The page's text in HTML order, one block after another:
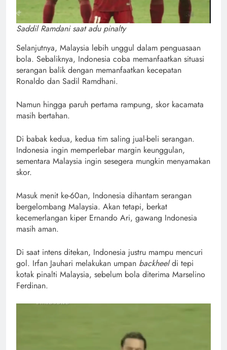
Saddil Ramdani saat adu pinalty
Selanjutnya, Malaysia lebih unggul dalam penguasaan
bola. Sebaliknya, Indonesia coba memanfaatkan situasi
serangan balik dengan memanfaatkan kecepatan
Ronaldo dan Sadil Ramdhani.
Namun hingga paruh pertama rampung, skor kacamata
masih bertahan.
Di babak kedua, kedua tim saling jual-beli serangan.
Indonesia ingin memperlebar margin keunggulan,
sementara Malaysia ingin sesegera mungkin menyamakan
skor.
Masuk menit ke-60an, Indonesia dihantam serangan
bergelombang Malaysia. Akan tetapi, berkat
kecemerlangan kiper Ernando Ari, gawang Indonesia
masih aman.
Di saat intens ditekan, Indonesia justru mampu mencuri
gol. Irfan Jauhari melakukan umpan backheeldi tepi
kotak pinalti Malaysia, sebelum bola diterima Marselino
Ferdinan.